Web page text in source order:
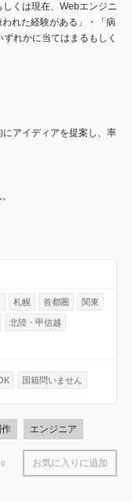
くは現在、Webエンジニ
れた経験がある」・「病
れかに当てはまるもしく
アイディアを提案し、率
札幌 首都圏 関東
北陸・甲信越
国籍問いません
エンジニア
0 お気に入りに追加